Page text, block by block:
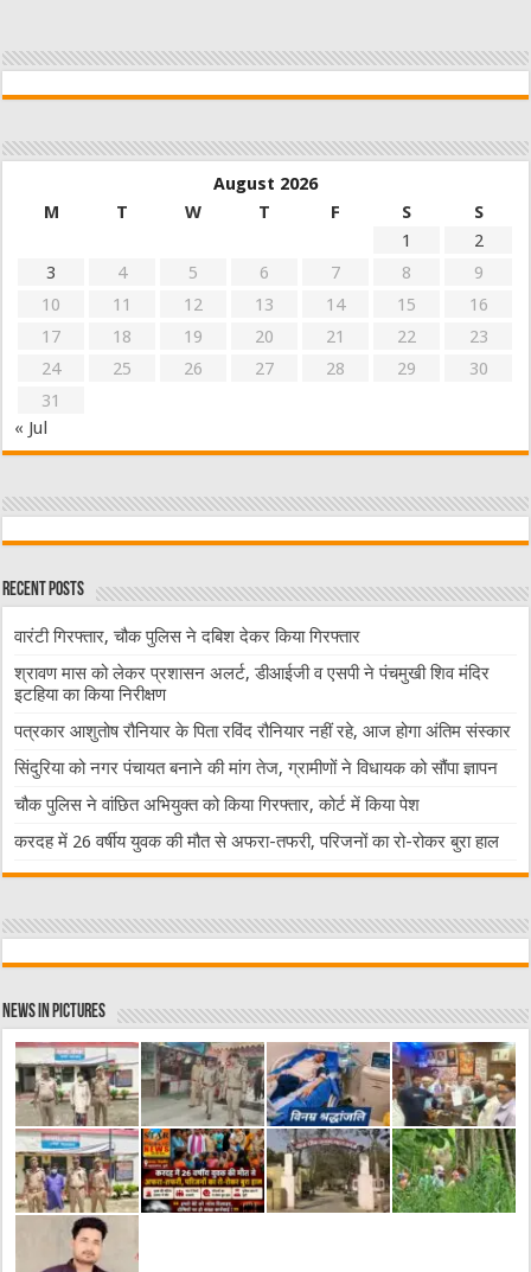
August 2026
M
T W T F S
S
1
2
3
4 5 6 7 8
9
10
11 12 13 14 15
16
17
18 19 20 21 22
23
24
25 26 27 28 29
30
31
« Jul
Recent Posts
वारंटी गिरफ्तार, चौक पुलिस ने दबिश देकर किया गिरफ्तार
श्रावण मास को लेकर प्रशासन अलर्ट, डीआईजी व एसपी ने पंचमुखी शिव मंदिर
इटहिया का किया निरीक्षण
पत्रकार आशुतोष रौनियार के पिता रविंद रौनियार नहीं रहे, आज होगा अंतिम संस्कार
सिंदुरिया को नगर पंचायत बनाने की मांग तेज, ग्रामीणों ने विधायक को सौंपा ज्ञापन
चौक पुलिस ने वांछित अभियुक्त को किया गिरफ्तार, कोर्ट में किया पेश
करदह में 26 वर्षीय युवक की मौत से अफरा-तफरी, परिजनों का रो-रोकर बुरा हाल
News in Pictures